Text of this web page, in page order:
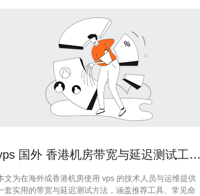
国外 香港机房带宽与延迟测试工具
文为在海外或香港机房使用 vps 的技术人员与运维提供
套实用的带宽与延迟测试方法，涵盖推荐工具、常见命